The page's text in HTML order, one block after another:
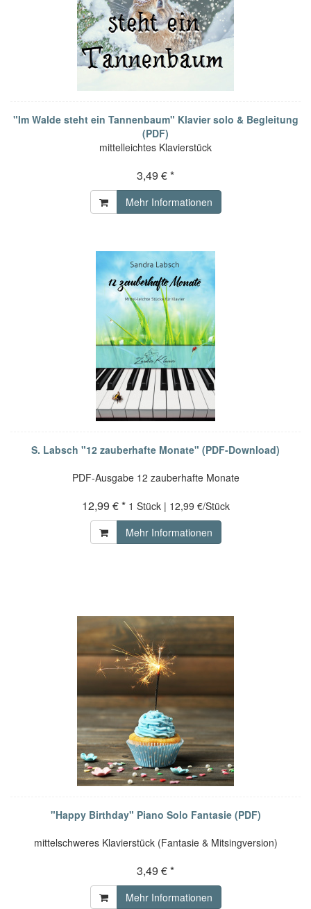
"Im Walde steht ein Tannenbaum" Klavier solo & Begleitung
(PDF)
mittelleichtes Klavierstück
3,49 € *
Mehr Informationen
S. Labsch "12 zauberhafte Monate" (PDF-Download)
PDF-Ausgabe 12 zauberhafte Monate
12,99 € * 1 Stück | 12,99 €/Stück
Mehr Informationen
"Happy Birthday" Piano Solo Fantasie (PDF)
mittelschweres Klavierstück (Fantasie & Mitsingversion)
3,49 € *
Mehr Informationen